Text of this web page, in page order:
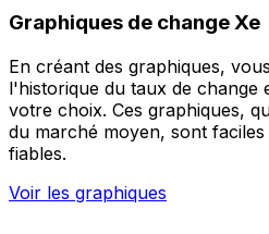
Graphiques de change Xe
En créant des graphiques,
l'historique du taux de change
votre choix. Ces graphiques,
du marché moyen, sont
fiables.
Voir les graphiques